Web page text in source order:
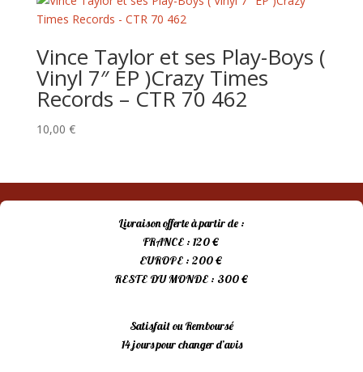
Vince Taylor et ses Play-Boys (
Vinyl 7″ EP )Crazy Times
Records – CTR 70 462
10,00 €
Livraison offerte à partir de :
FRANCE : 120 €
EUROPE : 200 €
RESTE DU MONDE : 300 €
Satisfait ou Remboursé
14 jours pour changer d’avis